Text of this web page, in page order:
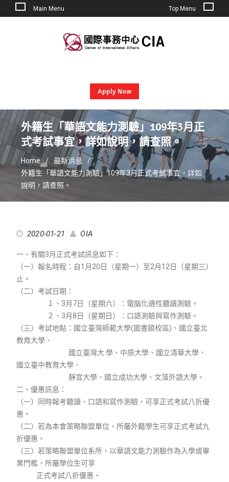
Main Menu Top Menu
Apply Now
外籍生「華語文能力測驗」109年3月正
式考試事宜，詳如說明，請查照。
Home
最新消息
外籍生「華語文能力測驗」109年3月正式考試事宜，詳如
說明，請查照。
2020-01-21 OIA
一、有關3月正式考試訊息如下：
（一）報名時程：自1月20日（星期一）至2月12日（星期三）
止。
（二）考試日期：
１、3月7日（星期六）：電腦化適性聽讀測驗。
２、3月8日（星期日）：口語測驗與寫作測驗。
（三）考試地點：國立臺灣師範大學(圖書館校區)、國立臺北
教育大學、
國立臺灣大 學、中原大學、國立清華大學、
國立臺中教育大學、
靜宜大學、國立成功大學、文藻外語大學。
二、優惠訊息：
（一）同時報考聽讀、口語和寫作測驗，可享正式考試八折優
惠。
（二）若為本會策略聯盟單位，所屬外籍學生可享正式考試九
折優惠。
（三）若策略聯盟單位系所，以華語文能力測驗作為入學或畢
業門檻，所屬學位生可享
正式考試八折優惠。